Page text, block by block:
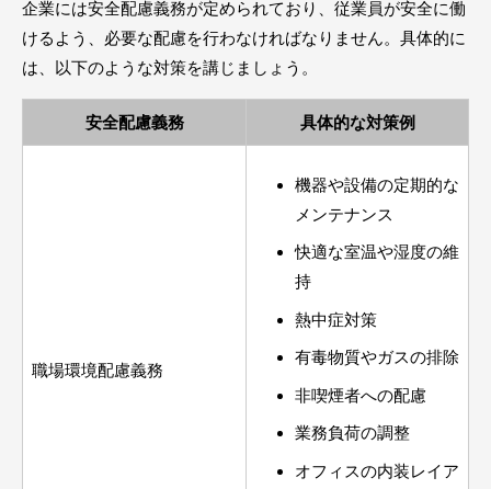
企業には安全配慮義務が定められており、従業員が安全に働
けるよう、必要な配慮を行わなければなりません。具体的に
は、以下のような対策を講じましょう。
安全配慮義務 具体的な対策例
職場環境配慮義務
機器や設備の定期的な
メンテナンス
快適な室温や湿度の維
持
熱中症対策
有毒物質やガスの排除
非喫煙者への配慮
業務負荷の調整
オフィスの内装レイア